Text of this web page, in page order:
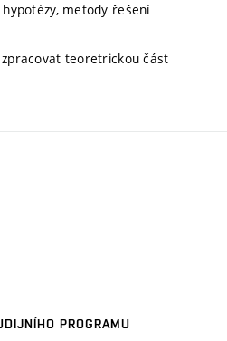
metody řešení
teoretrickou část
PROGRAMU